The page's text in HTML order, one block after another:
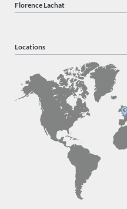
Florence Lachat
Locations